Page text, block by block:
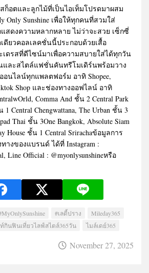
ก็อตและลูกไม้ที่เป็นไอเท็มโปรดมาผสม
Sunshine เพื่อให้ทุกคนที่สวมใส่
สดงความหลากหลาย ไม่ว่าจะสวย เซ็กซี่
ดียวคอลเลคชั่นนี้ประกอบด้วยเสื้อ
เดรสที่ดีไซน์มาเพื่อความสบายใส่ได้ทุกวัน
และสไตล์แฟชั่นคันทรีโมเดิร์นพร้อมวาง
นไลน์ทุกแพลตฟอร์ม อาทิ Shopee,
Shop และช่องทางออฟไลน์ อาทิ
Comma And ชั้น 2 Central Park
1 Central Chengwattana, The Urban ชั้น 3
Thai ชั้น 3One Bangkok, Absolute Siam
House ชั้น 1 Central Srirachaข้อมูลการ
งของแบรนด์ ได้ที่ Instagram :
Line Official : @myonlysunshineหรือ
#เลดี้ปราง
Mileday365
ท์กินฟินเที่ยวไลฟ์สไตล์365วัน ไมล์เดย์365
November 27, 2025